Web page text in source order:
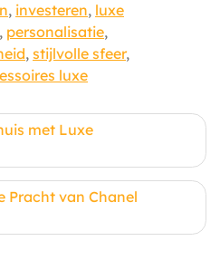
, investeren, luxe
, personalisatie,
, stijlvolle sfeer,
luxe
met Luxe
Pracht van Chanel